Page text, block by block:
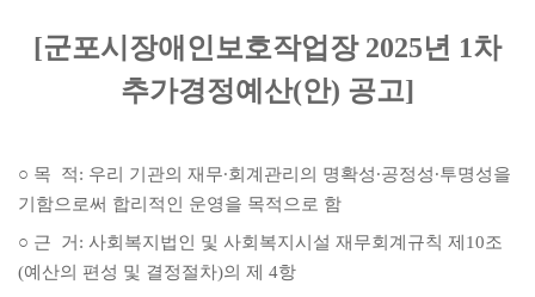
[군포시장애인보호작업장 2025년 1차
추가경정예산(안) 공고]
○ 목 적: 우리 기관의 재무∙회계관리의 명확성∙공정성∙투명성을
기함으로써 합리적인 운영을 목적으로 함
○ 근 거: 사회복지법인 및 사회복지시설 재무회계규칙 제10조
(예산의 편성 및 결정절차)의 제 4항